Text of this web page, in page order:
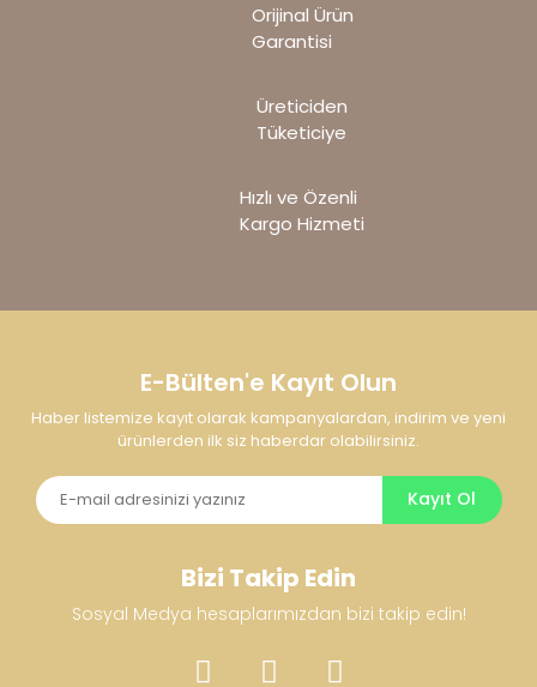
Ürün bilgilerinde hatalar bulunuyor.
Bu ürüne benzer farklı alternatifler olmalı.
Orijinal Ürün
Garantisi
Üreticiden
Tüketiciye
Hızlı ve Özenli
Kargo Hizmeti
E-Bülten'e Kayıt Olun
Haber listemize kayıt olarak kampanyalardan, indirim ve yeni
ürünlerden ilk siz haberdar olabilirsiniz.
Kayıt Ol
Bizi Takip Edin
Sosyal Medya hesaplarımızdan bizi takip edin!